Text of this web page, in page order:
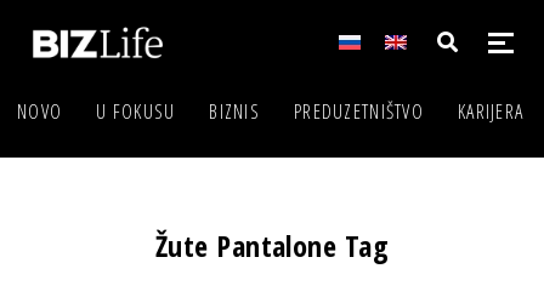
NOVO U FOKUSU BIZNIS PREDUZETNIŠTVO KARIJERA
Žute Pantalone Tag